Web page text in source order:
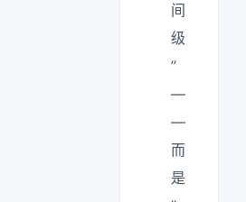
间
级
”
—
—
而
是